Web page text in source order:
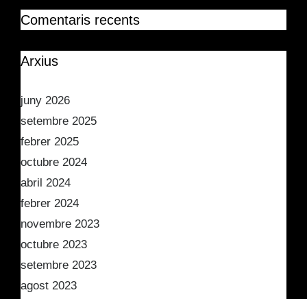
Comentaris recents
Arxius
juny 2026
setembre 2025
febrer 2025
octubre 2024
abril 2024
febrer 2024
novembre 2023
octubre 2023
setembre 2023
agost 2023